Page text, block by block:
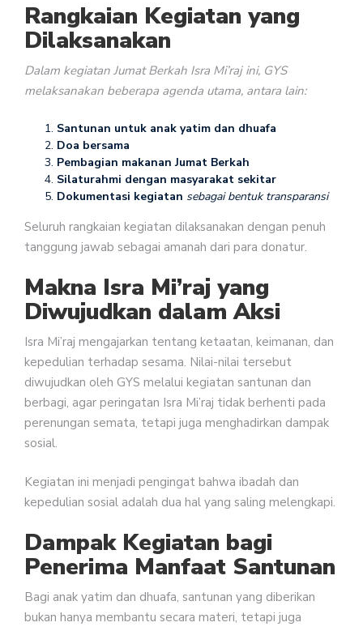
Rangkaian Kegiatan yang
Dilaksanakan
Dalam kegiatan Jumat Berkah Isra Mi’raj ini, GYS
melaksanakan beberapa agenda utama, antara lain:
Santunan untuk anak yatim dan dhuafa
Doa bersama
Pembagian makanan Jumat Berkah
Silaturahmi dengan masyarakat sekitar
Dokumentasi kegiatan sebagai bentuk transparansi
Seluruh rangkaian kegiatan dilaksanakan dengan penuh
tanggung jawab sebagai amanah dari para donatur.
Makna Isra Mi’raj yang
Diwujudkan dalam Aksi
Isra Mi’raj mengajarkan tentang ketaatan, keimanan, dan
kepedulian terhadap sesama. Nilai-nilai tersebut
diwujudkan oleh GYS melalui kegiatan santunan dan
berbagi, agar peringatan Isra Mi’raj tidak berhenti pada
perenungan semata, tetapi juga menghadirkan dampak
sosial.
Kegiatan ini menjadi pengingat bahwa ibadah dan
kepedulian sosial adalah dua hal yang saling melengkapi.
Dampak Kegiatan bagi
Penerima Manfaat Santunan
Bagi anak yatim dan dhuafa, santunan yang diberikan
bukan hanya membantu secara materi, tetapi juga